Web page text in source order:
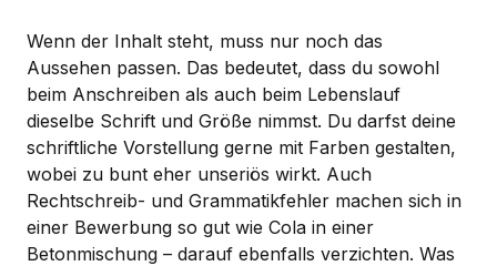
Wenn der Inhalt steht, muss nur noch das
Aussehen passen. Das bedeutet, dass du sowohl
beim Anschreiben als auch beim Lebenslauf
dieselbe Schrift und Größe nimmst. Du darfst deine
schriftliche Vorstellung gerne mit Farben gestalten,
wobei zu bunt eher unseriös wirkt. Auch
Rechtschreib- und Grammatikfehler machen sich in
einer Bewerbung so gut wie Cola in einer
Betonmischung – darauf ebenfalls verzichten. Was